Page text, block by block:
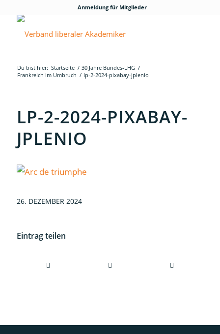
Anmeldung für Mitglieder
Du bist hier: Startseite / 30 Jahre Bundes-LHG /
Frankreich im Umbruch / lp-2-2024-pixabay-jplenio
LP-2-2024-PIXABAY-
JPLENIO
26. DEZEMBER 2024
Eintrag teilen